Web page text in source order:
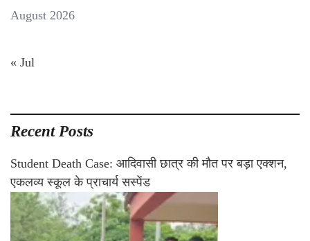
August 2026
« Jul
Recent Posts
Student Death Case: आदिवासी छात्र की मौत पर बड़ा एक्शन,
एकलव्य स्कूल के प्राचार्य सस्पेंड